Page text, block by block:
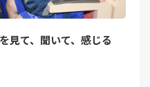
見て、聞いて、感じる